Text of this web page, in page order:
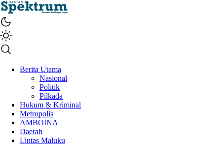
spektrumonline.com
Berita Utama
Nasional
Politik
Pilkada
Hukum & Kriminal
Metropolis
AMBOINA
Daerah
Lintas Maluku